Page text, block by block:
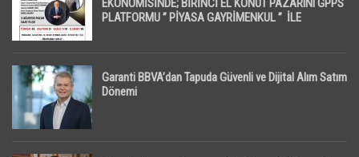
EKONOMİSİNDE; BİRİNCİ EL KONUT PAZARINI GPPS
PLATFORMU ” PİYASA GAYRİMENKUL ” İLE
Garanti BBVA’dan Tapuda Güvenli ve Dijital Alım Satım
Dönemi